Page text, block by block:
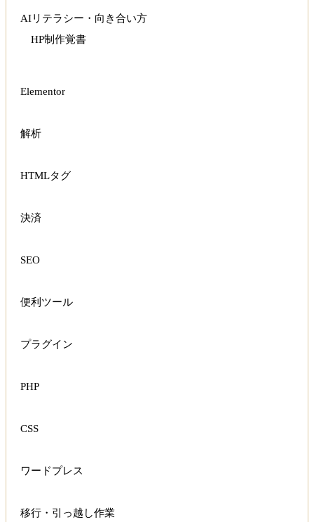
AIリテラシー・向き合い方
HP制作覚書
Elementor
解析
HTMLタグ
決済
SEO
便利ツール
プラグイン
PHP
CSS
ワードプレス
移行・引っ越し作業